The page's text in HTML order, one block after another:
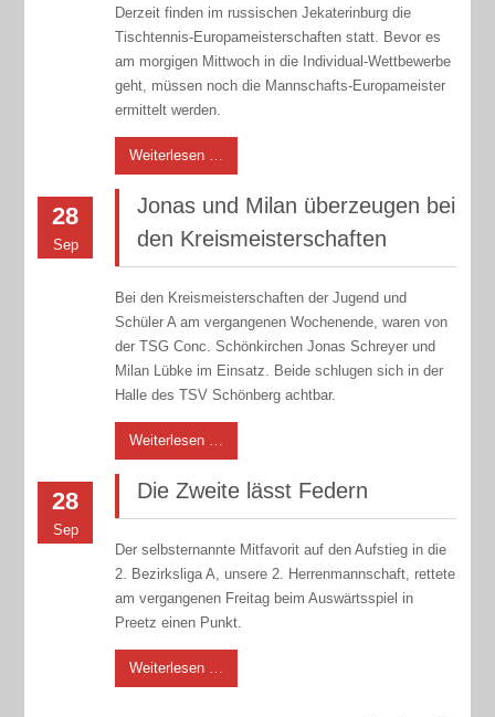
Derzeit finden im russischen Jekaterinburg die
Tischtennis-Europameisterschaften statt. Bevor es
am morgigen Mittwoch in die Individual-Wettbewerbe
geht, müssen noch die Mannschafts-Europameister
ermittelt werden.
Weiterlesen …
28
Sep
Jonas und Milan überzeugen bei
den Kreismeisterschaften
Bei den Kreismeisterschaften der Jugend und
Schüler A am vergangenen Wochenende, waren von
der TSG Conc. Schönkirchen Jonas Schreyer und
Milan Lübke im Einsatz. Beide schlugen sich in der
Halle des TSV Schönberg achtbar.
Weiterlesen …
28
Sep
Die Zweite lässt Federn
Der selbsternannte Mitfavorit auf den Aufstieg in die
2. Bezirksliga A, unsere 2. Herrenmannschaft, rettete
am vergangenen Freitag beim Auswärtsspiel in
Preetz einen Punkt.
Weiterlesen …